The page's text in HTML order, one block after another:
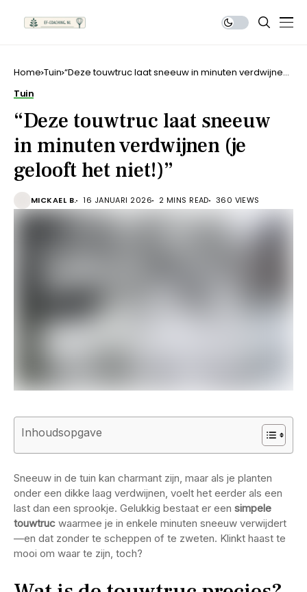
Home Tuin “Deze touwtruc laat sneeuw in minuten verdwijnen
Tuin
“Deze touwtruc laat sneeuw
in minuten verdwijnen (je
gelooft het niet!)”
MICKAEL B. 16 JANUARI 2026 2 MINS READ 360 VIEWS
Inhoudsopgave
Sneeuw in de tuin kan charmant zijn, maar als je planten
onder een dikke laag verdwijnen, voelt het eerder als een
last dan een sprookje. Gelukkig bestaat er een simpele
touwtruc waarmee je in enkele minuten sneeuw verwijdert
—en dat zonder te scheppen of te zweten. Klinkt haast te
mooi om waar te zijn, toch?